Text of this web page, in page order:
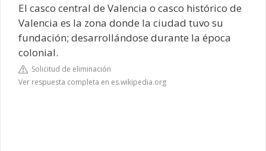
El casco central de Valencia o casco histórico de
Valencia es la zona donde la ciudad tuvo su
fundación; desarrollándose durante la época
colonial.
Solicitud de eliminación
Ver respuesta completa en es.wikipedia.org